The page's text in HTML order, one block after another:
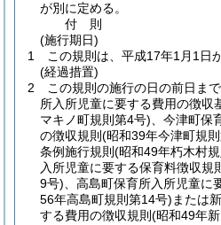
が別に定める。
付 則
(施行期日)
1
この規則は、平成17年1月1日
(経過措置)
2
この規則の施行の日の前日ま
所入所児童に要する費用の徴収
マキノ町規則第4号) 、今津町保
の徴収規則 (昭和39年今津町規
条例施行規則 (昭和49年朽木村
入所児童に要する保育料徴収規
9号) 、高島町保育所入所児童に
56年高島町規則第14号) または
する費用の徴収規則 (昭和49年